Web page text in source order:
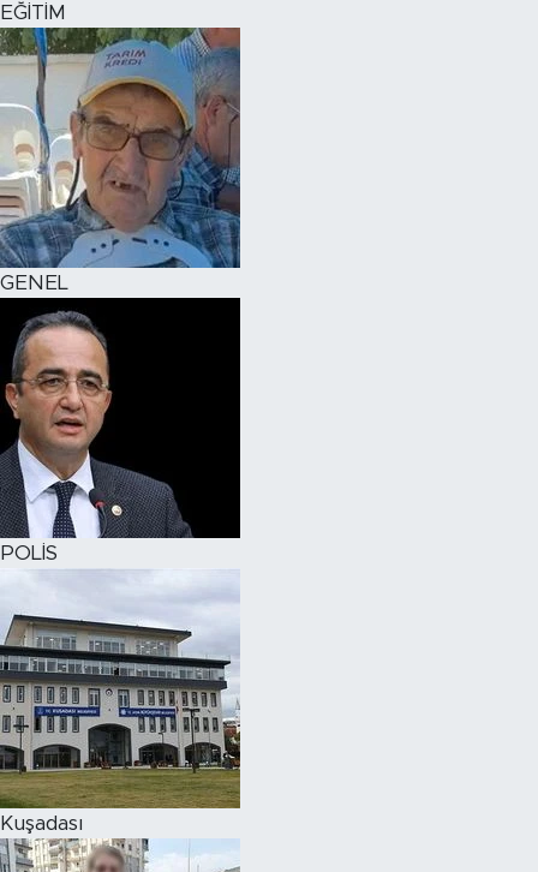
EĞİTİM
GENEL
POLİS
Kuşadası